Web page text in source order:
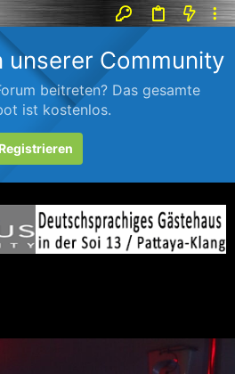
unserer Community
beitreten? Das gesamte
ist kostenlos.
Registrieren